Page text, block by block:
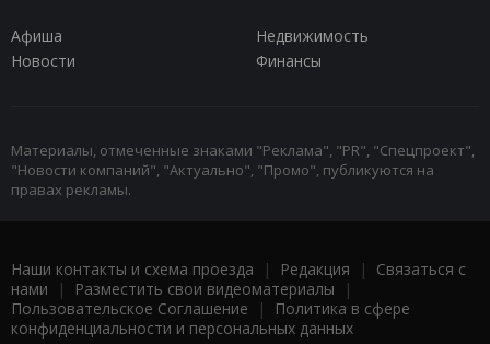
Афиша
Недвижимость
Новости
Финансы
Материалы, отмеченные знаками "Реклама", "PR", "Спецпроект",
"Новости компаний", "Актуально", "Промо", публикуются на
правах рекламы.
Наши контакты и схема проезда | Редакция | Связаться с
нами | Разместить свои видеоматериалы |
Пользовательское Соглашение |
Политика в сфере
конфиденциальности и персональных данных